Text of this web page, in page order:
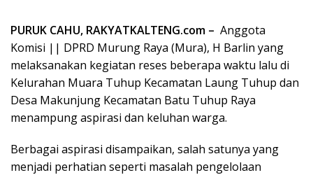
PURUK CAHU, RAKYATKALTENG.com – Anggota
Komisi || DPRD Murung Raya (Mura), H Barlin yang
melaksanakan kegiatan reses beberapa waktu lalu di
Kelurahan Muara Tuhup Kecamatan Laung Tuhup dan
Desa Makunjung Kecamatan Batu Tuhup Raya
menampung aspirasi dan keluhan warga.
Berbagai aspirasi disampaikan, salah satunya yang
menjadi perhatian seperti masalah pengelolaan